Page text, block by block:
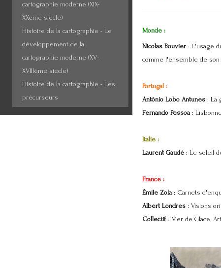
Monde :
Nicolas Bouvier: L'usage
comme l'ensemble de
Portugal :
António Lobo Antunes: La
Fernando Pessoa: Lisbonne
Italie :
Laurent Gaudé: Le soleil
France :
Émile Zola: Carnets
Albert Londres: Visions
Collectif: Mer de Glace,
cartographie moderne (XIX-
XXème siècle)
Histoire de la cartographie - Le
développement de la
cartographie moderne (XV-
XVIIIème siècle)
Histoire de la cartographie - Les
précurseurs